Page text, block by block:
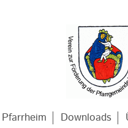
Pfarrheim Downloads